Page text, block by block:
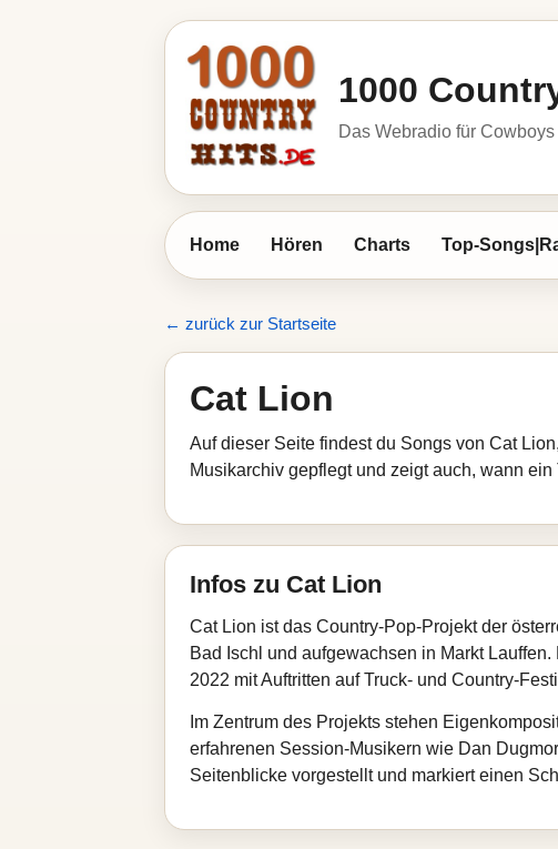
1000
Das Webradio für
Home Hören Charts Top-
← zurück zur Startseite
Cat Lion
Auf dieser Seite findest du Songs von Cat
Musikarchiv gepflegt und zeigt auch, wann
Infos zu Cat Lion
Cat Lion ist das Country‑Pop‑Projekt der
Bad Ischl und aufgewachsen in Markt
2022 mit Auftritten auf Truck‑ und
Im Zentrum des Projekts stehen
erfahrenen Session‑Musikern wie Dan
Seitenblicke vorgestellt und markiert einen